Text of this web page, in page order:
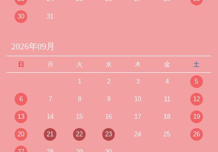
30 31
2026年09月
日 月 火 水 木 金 土
1 2 3 4 5
6 7 8 9 10 11 12
13 14 15 16 17 18 19
20 21 22 23 24 25 26